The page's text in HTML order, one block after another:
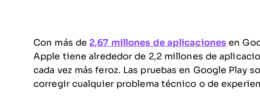
Con más de 2,67 millones de aplicaciones en
Apple tiene alrededor de 2,2 millones de
cada vez más feroz. Las pruebas en Google Play
corregir cualquier problema técnico o de